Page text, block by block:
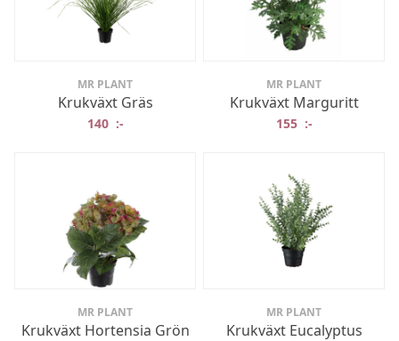
MR PLANT
Krukväxt Gräs
140 :-
MR PLANT
Krukväxt Marguritt
155 :-
MR PLANT
Krukväxt Hortensia Grön
MR PLANT
Krukväxt Eucalyptus